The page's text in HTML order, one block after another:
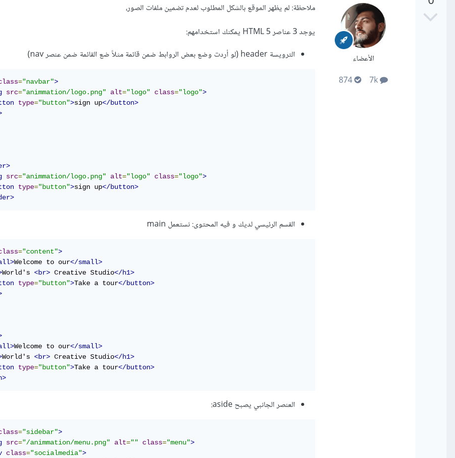
الأعضاء
ملاحظة: لم يظهر الموقع بالشكل المطلوب لعدم تضمين ملفات الصور،
يوجد 3 عناصر HTML 5 يمكنك استخدامهم:
الترويسة header (لو أردت وضع بعض الروابط ضمن قائمة مثلاً ضع القائمة ضمن عنصر nav)
="navbar">
src="animmation/logo.png" alt="logo" class="logo">
type="button">sign up</button>
src="animmation/logo.png" alt="logo" class="logo">
type="button">sign up</button>
القسم الرئيسي لديك و فيه المحتوى: نستعمل main
="content">
Welcome to our</small>
World's <br> Creative Studio</h1>
type="button">Take a tour</button>
Welcome to our</small>
World's <br> Creative Studio</h1>
type="button">Take a tour</button>
العنصر الجانبي يصبح aside:
="sidebar">
src="/animmation/menu.png" alt="" class="menu">
class="socialmedia">